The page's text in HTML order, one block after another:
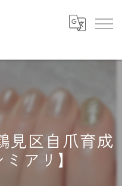
見区自爪育成
アリ】